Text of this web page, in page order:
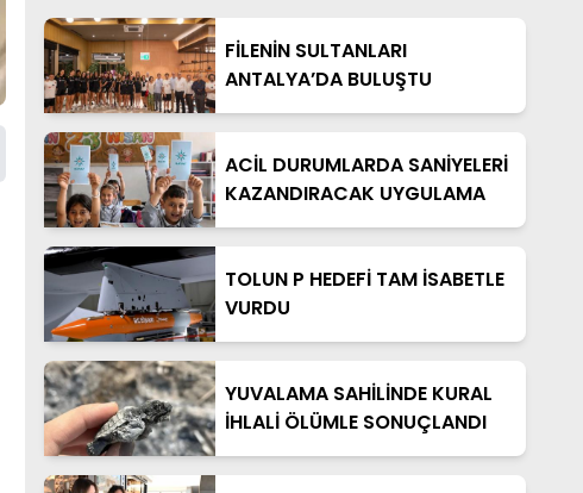
FİLENİN SULTANLARI
ANTALYA’DA BULUŞTU
ACİL DURUMLARDA SANİYELERİ
KAZANDIRACAK UYGULAMA
TOLUN P HEDEFİ TAM İSABETLE
VURDU
YUVALAMA SAHİLİNDE KURAL
İHLALİ ÖLÜMLE SONUÇLANDI